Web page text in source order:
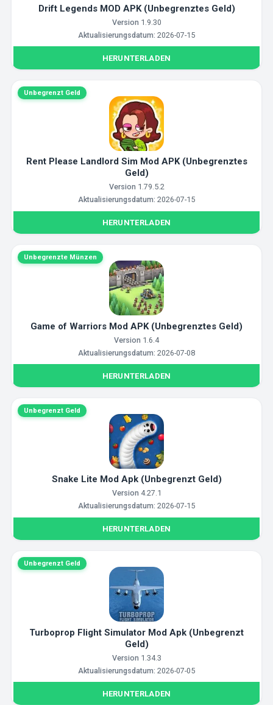
Drift Legends MOD APK (Unbegrenztes Geld)
Version 1.9.30
Aktualisierungsdatum: 2026-07-15
HERUNTERLADEN
Unbegrenzt Geld
Rent Please Landlord Sim Mod APK (Unbegrenztes
Geld)
Version 1.79.5.2
Aktualisierungsdatum: 2026-07-15
HERUNTERLADEN
Unbegrenzte Münzen
Game of Warriors Mod APK (Unbegrenztes Geld)
Version 1.6.4
Aktualisierungsdatum: 2026-07-08
HERUNTERLADEN
Unbegrenzt Geld
Snake Lite Mod Apk (Unbegrenzt Geld)
Version 4.27.1
Aktualisierungsdatum: 2026-07-15
HERUNTERLADEN
Unbegrenzt Geld
Turboprop Flight Simulator Mod Apk (Unbegrenzt
Geld)
Version 1.34.3
Aktualisierungsdatum: 2026-07-05
HERUNTERLADEN